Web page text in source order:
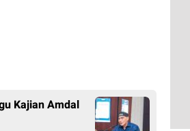
Kajian Amdal